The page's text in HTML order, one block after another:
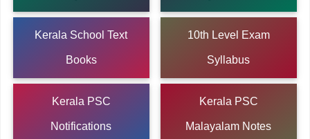
Kerala School Text
Books
10th Level Exam
Syllabus
Kerala PSC
Notifications
Kerala PSC
Malayalam Notes